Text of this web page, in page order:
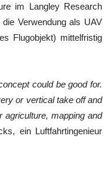
im Langley Research
Verwendung als UAV
Flugobjekt) mittelfristig
could be good for.
or vertical take off and
agriculture, mapping and
ein Luftfahrtingenieur